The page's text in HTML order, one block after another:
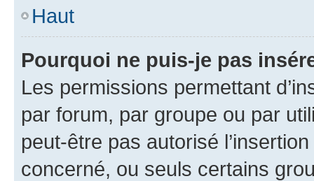
Haut
Pourquoi ne puis-je pas
Les permissions permettant
par forum, par groupe ou par
peut-être pas autorisé
concerné, ou seuls certains